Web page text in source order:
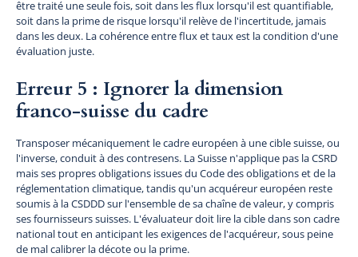
être traité une seule fois, soit dans les flux lorsqu'il est quantifiable,
soit dans la prime de risque lorsqu'il relève de l'incertitude, jamais
dans les deux. La cohérence entre flux et taux est la condition d'une
évaluation juste.
Erreur 5 : Ignorer la dimension
franco-suisse du cadre
Transposer mécaniquement le cadre européen à une cible suisse, ou
l'inverse, conduit à des contresens. La Suisse n'applique pas la CSRD
mais ses propres obligations issues du Code des obligations et de la
réglementation climatique, tandis qu'un acquéreur européen reste
soumis à la CSDDD sur l'ensemble de sa chaîne de valeur, y compris
ses fournisseurs suisses. L'évaluateur doit lire la cible dans son cadre
national tout en anticipant les exigences de l'acquéreur, sous peine
de mal calibrer la décote ou la prime.